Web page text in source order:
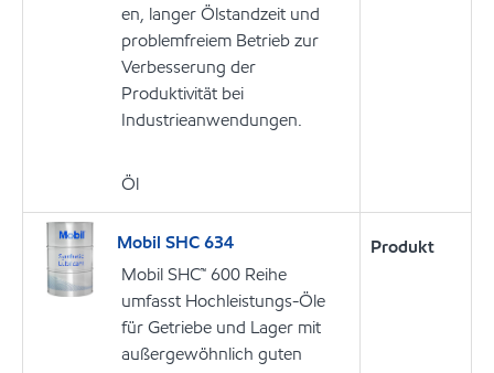
en, langer Ölstandzeit und
problemfreiem Betrieb zur
Verbesserung der
Produktivität bei
Industrieanwendungen.
Öl
Mobil SHC 634
Mobil SHC™ 600 Reihe
umfasst Hochleistungs-Öle
für Getriebe und Lager mit
außergewöhnlich guten
Produkt